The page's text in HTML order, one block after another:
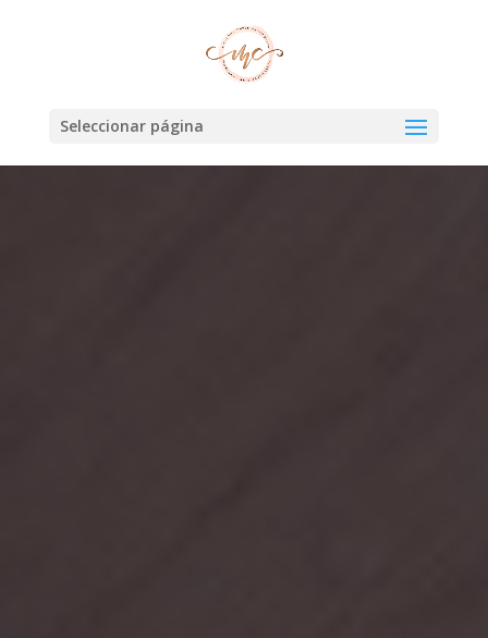
Seleccionar página